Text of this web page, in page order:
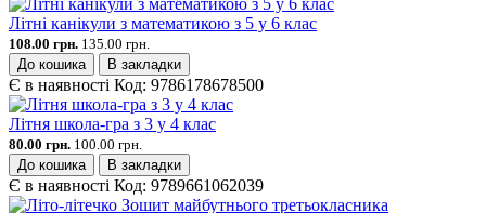
Літні канікули з математикою з 5 у 6 клас
108.00 грн. 135.00 грн.
До кошика
В закладки
Є в наявності Код: 9786178678500
Літня школа-гра з 3 у 4 клас
80.00 грн. 100.00 грн.
До кошика
В закладки
Є в наявності Код: 9789661062039